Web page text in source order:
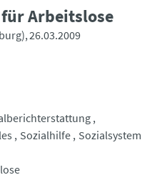
Arbeitslose
26.03.2009
Sozialhilfe Sozialsystem